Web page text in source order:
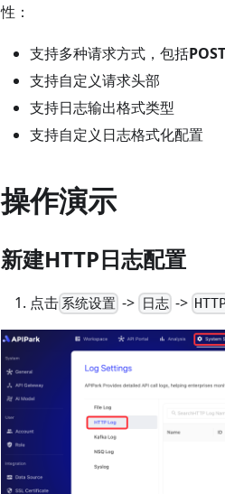
性：
支持多种请求方式，包括POST
支持自定义请求头部
支持日志输出格式类型
支持自定义日志格式化配置
操作演示
新建HTTP日志配置
点击 系统设置 -> 日志->